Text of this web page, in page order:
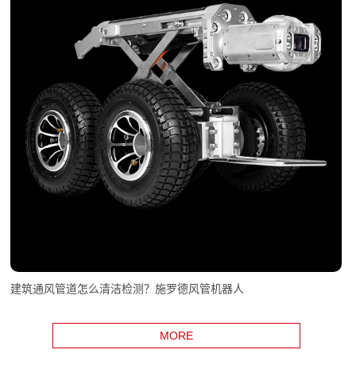
建筑通风管道怎么清洁检测？施罗德风管机器人
MORE